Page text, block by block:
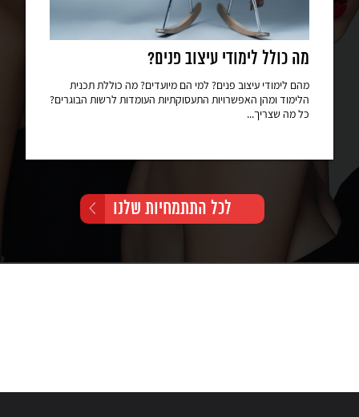
מה כולל לימודי עיצוב פנים?
מהם לימודי עיצוב פנים? למי הם מיועדים? מה כוללת תכנית
הלימוד ומהן האפשרויות התעסוקתיות העומדות לרשות הבוגרים?
כל מה שצריך...
לכל התתמחיות שלנו